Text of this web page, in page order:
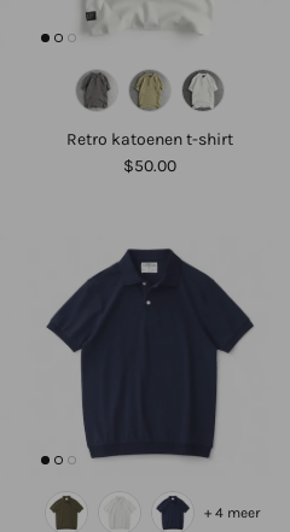
Retro katoenen t-shirt
$50.00
+ 4 meer